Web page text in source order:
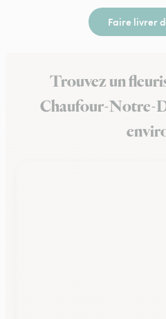
Faire livrer
Trouvez un
Chaufour-Notre-